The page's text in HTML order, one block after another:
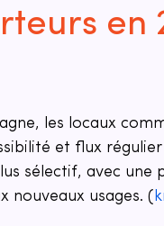
en
les locaux
et flux
sélectif, avec une
nouveaux usages. (